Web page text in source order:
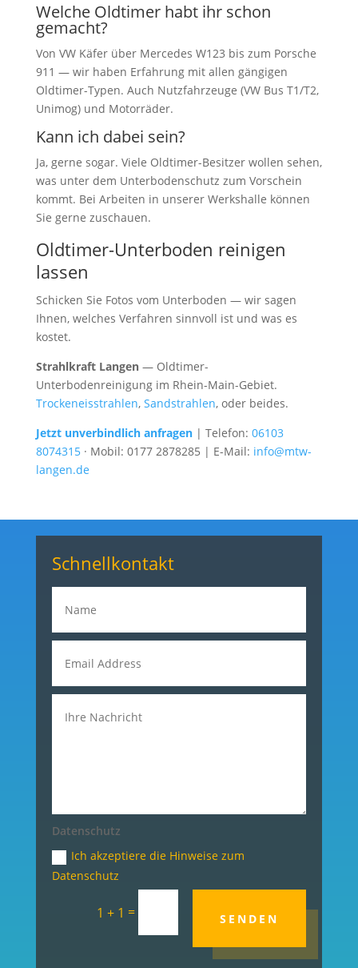
Welche Oldtimer habt ihr schon
gemacht?
Von VW Käfer über Mercedes W123 bis zum Porsche
911 — wir haben Erfahrung mit allen gängigen
Oldtimer-Typen. Auch Nutzfahrzeuge (VW Bus T1/T2,
Unimog) und Motorräder.
Kann ich dabei sein?
Ja, gerne sogar. Viele Oldtimer-Besitzer wollen sehen,
was unter dem Unterbodenschutz zum Vorschein
kommt. Bei Arbeiten in unserer Werkshalle können
Sie gerne zuschauen.
Oldtimer-Unterboden reinigen
lassen
Schicken Sie Fotos vom Unterboden — wir sagen
Ihnen, welches Verfahren sinnvoll ist und was es
kostet.
Strahlkraft Langen— Oldtimer-
Unterbodenreinigung im Rhein-Main-Gebiet.
Trockeneisstrahlen, Sandstrahlen, oder beides.
Jetzt unverbindlich anfragen| Telefon: 06103
8074315· Mobil: 0177 2878285 | E-Mail: info@mtw-
langen.de
Schnellkontakt
Datenschutz
Ich akzeptiere die Hinweise zum
Datenschutz
1 + 1 = SENDEN